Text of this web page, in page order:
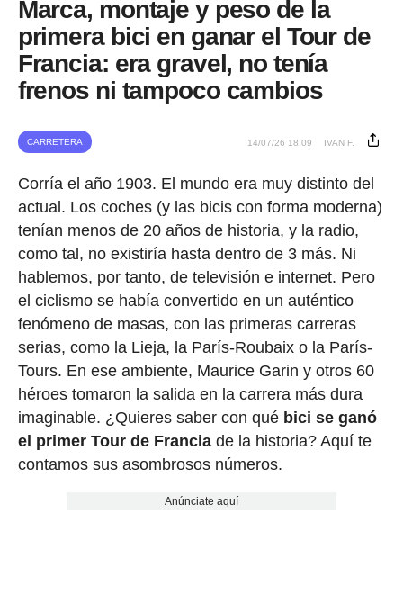
Marca, montaje y peso de la
primera bici en ganar el Tour de
Francia: era gravel, no tenía
frenos ni tampoco cambios
CARRETERA 14/07/26 18:09 IVAN F.
Corría el año 1903. El mundo era muy distinto del
actual. Los coches (y las bicis con forma moderna)
tenían menos de 20 años de historia, y la radio,
como tal, no existiría hasta dentro de 3 más. Ni
hablemos, por tanto, de televisión e internet. Pero
el ciclismo se había convertido en un auténtico
fenómeno de masas, con las primeras carreras
serias, como la Lieja, la París-Roubaix o la París-
Tours. En ese ambiente, Maurice Garin y otros 60
héroes tomaron la salida en la carrera más dura
imaginable. ¿Quieres saber con qué bici se ganó
el primer Tour de Franciade la historia? Aquí te
contamos sus asombrosos números.
Anúnciate aquí